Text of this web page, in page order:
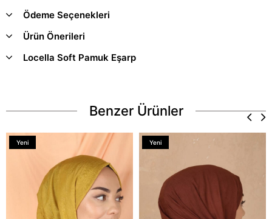
Ödeme Seçenekleri
Ürün Önerileri
Locella Soft Pamuk Eşarp
Benzer Ürünler
Yeni
Yeni